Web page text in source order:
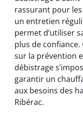
rassurant pour
un entretien
permet d’utiliser
plus de
sur la prévention
débistrage
garantir un
aux besoins des
Ribérac.